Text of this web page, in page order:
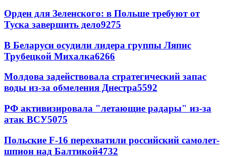
Орден для Зеленского: в Польше требуют от
Туска завершить дело9275
В Беларуси осудили лидера группы Ляпис
Трубецкой Михалка6266
Молдова задействовала стратегический запас
воды из-за обмеления Днестра5592
РФ активизировала "летающие радары" из-за
атак ВСУ5075
Польские F-16 перехватили российский самолет-
шпион над Балтикой4732